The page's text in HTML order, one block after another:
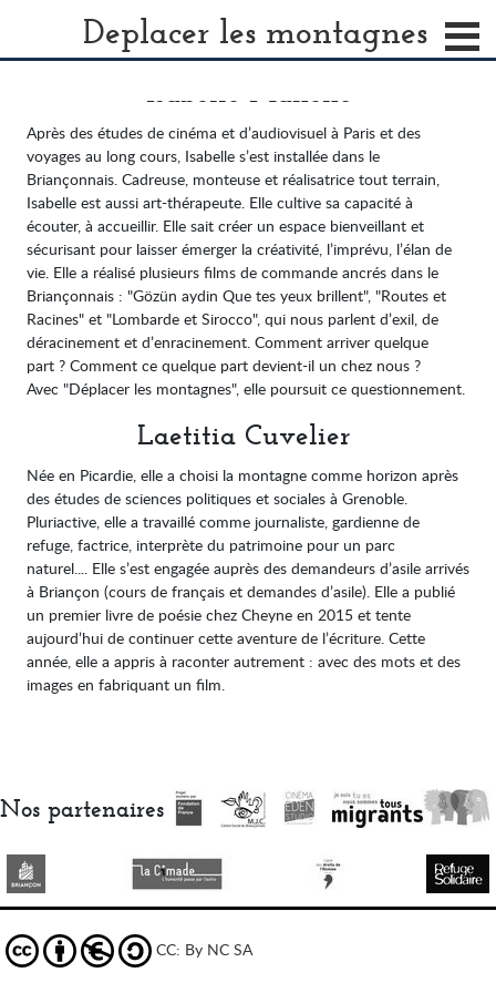
Deplacer les montagnes
Les réalisatrices
Isabelle Mahenc
Après des études de cinéma et d’audiovisuel à Paris et des
voyages au long cours, Isabelle s’est installée dans le
Briançonnais. Cadreuse, monteuse et réalisatrice tout terrain,
Isabelle est aussi art-thérapeute. Elle cultive sa capacité à
écouter, à accueillir. Elle sait créer un espace bienveillant et
sécurisant pour laisser émerger la créativité, l’imprévu, l’élan de
vie. Elle a réalisé plusieurs films de commande ancrés dans le
Briançonnais : "Gözün aydin Que tes yeux brillent", "Routes et
Racines" et "Lombarde et Sirocco", qui nous parlent d’exil, de
déracinement et d’enracinement. Comment arriver quelque
part ? Comment ce quelque part devient-il un chez nous ?
Avec "Déplacer les montagnes", elle poursuit ce questionnement.
Laetitia Cuvelier
Née en Picardie, elle a choisi la montagne comme horizon après
des études de sciences politiques et sociales à Grenoble.
Pluriactive, elle a travaillé comme journaliste, gardienne de
refuge, factrice, interprète du patrimoine pour un parc
naturel.... Elle s’est engagée auprès des demandeurs d’asile arrivés
à Briançon (cours de français et demandes d’asile). Elle a publié
un premier livre de poésie chez Cheyne en 2015 et tente
aujourd’hui de continuer cette aventure de l’écriture. Cette
année, elle a appris à raconter autrement : avec des mots et des
images en fabriquant un film.
Nos partenaires
CC: By NC SA